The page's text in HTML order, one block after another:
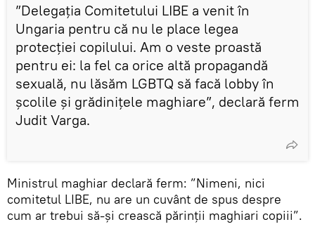
”Delegația Comitetului LIBE a venit în
Ungaria pentru că nu le place legea
protecției copilului. Am o veste proastă
pentru ei: la fel ca orice altă propagandă
sexuală, nu lăsăm LGBTQ să facă lobby în
școlile și grădinițele maghiare”, declară ferm
Judit Varga.
Ministrul maghiar declară ferm: ”Nimeni, nici
comitetul LIBE, nu are un cuvânt de spus despre
cum ar trebui să-și crească părinții maghiari copiii”.